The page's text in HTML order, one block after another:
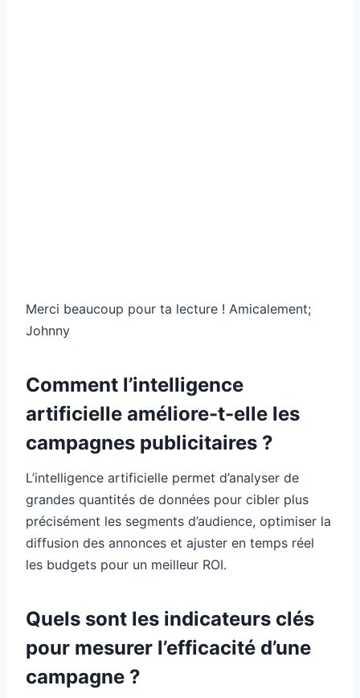
Merci beaucoup pour ta lecture ! Amicalement;
Johnny
Comment l’intelligence
artificielle améliore-t-elle les
campagnes publicitaires ?
L’intelligence artificielle permet d’analyser de
grandes quantités de données pour cibler plus
précisément les segments d’audience, optimiser la
diffusion des annonces et ajuster en temps réel
les budgets pour un meilleur ROI.
Quels sont les indicateurs clés
pour mesurer l’efficacité d’une
campagne ?